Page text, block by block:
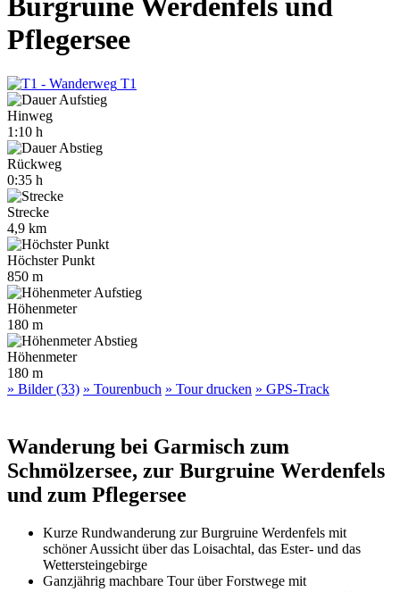
Burgruine Werdenfels und
Pflegersee
T1
Hinweg
1:10 h
Rückweg
0:35 h
Strecke
4,9 km
Höchster Punkt
850 m
Höhenmeter
180 m
Höhenmeter
180 m
» Bilder (33) » Tourenbuch » Tour drucken » GPS-Track
Wanderung bei Garmisch zum
Schmölzersee, zur Burgruine Werdenfels
und zum Pflegersee
Kurze Rundwanderung zur Burgruine Werdenfels mit
schöner Aussicht über das Loisachtal, das Ester- und das
Wettersteingebirge
Ganzjährig machbare Tour über Forstwege mit